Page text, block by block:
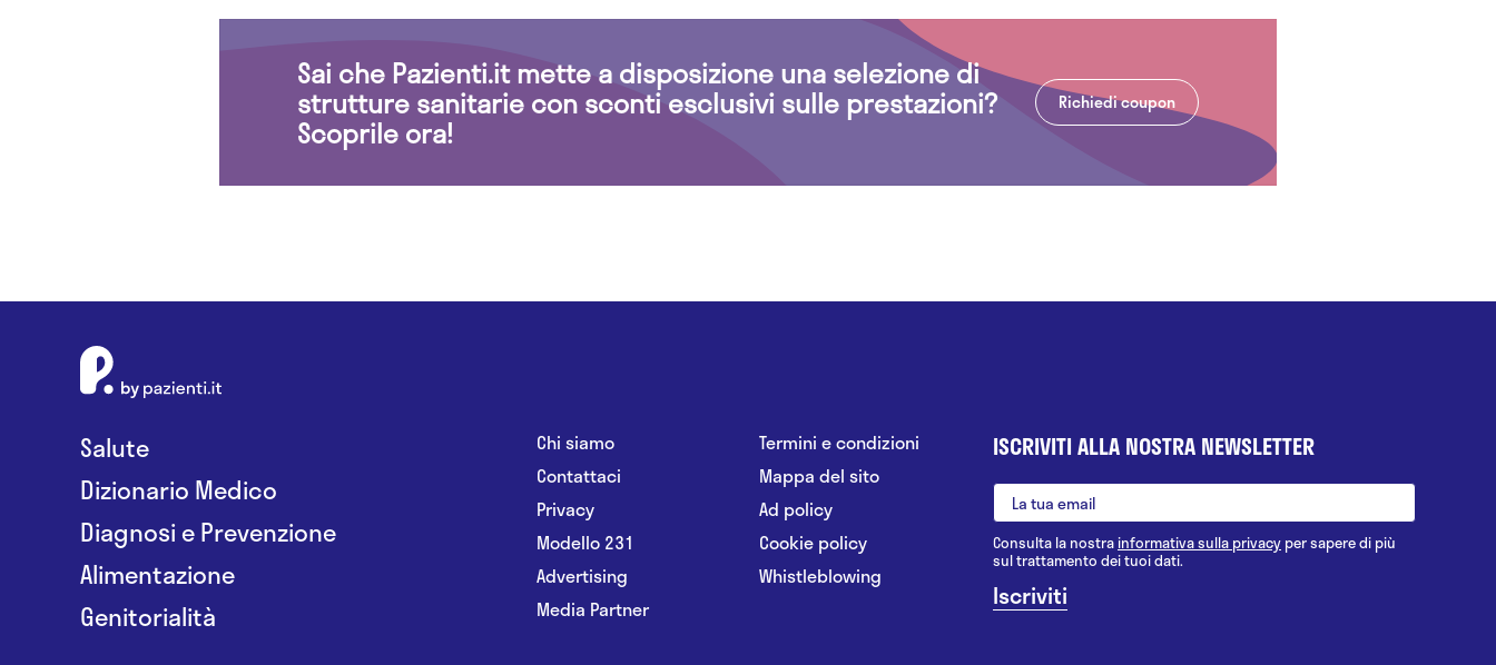
Sai che Pazienti.it mette a disposizione una selezione di
strutture sanitarie con sconti esclusivi sulle prestazioni?
Scoprile ora!
Richiedi coupon
Salute
Dizionario Medico
Diagnosi e Prevenzione
Alimentazione
Genitorialità
Chi siamo
Contattaci
Privacy
Modello 231
Advertising
Media Partner
Termini e condizioni
Mappa del sito
Ad policy
Cookie policy
Whistleblowing
ISCRIVITI ALLA NOSTRA NEWSLETTER
Consulta la nostrainformativa sulla privacy per sapere di più
sul trattamento dei tuoi dati.